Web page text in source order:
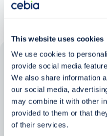
This website uses cookies
We use cookies to
provide social media
We also share information
our social media,
may combine it with other
provided to them or that
of their services.
Zjistěte, co o